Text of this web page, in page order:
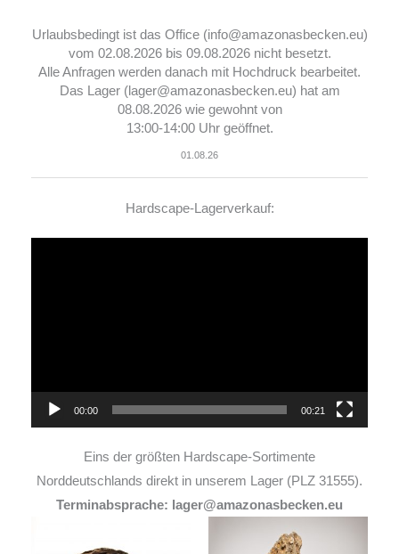
Urlaubsbedingt ist das Office (info@amazonasbecken.eu)
vom 02.08.2026 bis 09.08.2026 nicht besetzt.
Alle Anfragen werden danach mit Hochdruck bearbeitet.
Das Lager (lager@amazonasbecken.eu) hat am
08.08.2026 wie gewohnt von
13:00-14:00 Uhr geöffnet.
01.08.26
Hardscape-Lagerverkauf:
00:00 00:21
Eins der größten Hardscape-Sortimente
Norddeutschlands direkt in unserem Lager (PLZ 31555).
Terminabsprache: lager@amazonasbecken.eu